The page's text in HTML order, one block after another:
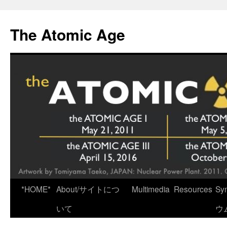
content
The Atomic Age
*HOME* About/サイトにつ
いて
Multimedia Resources
ウ